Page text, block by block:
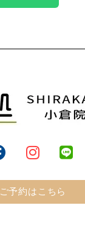
ご予約はこちら